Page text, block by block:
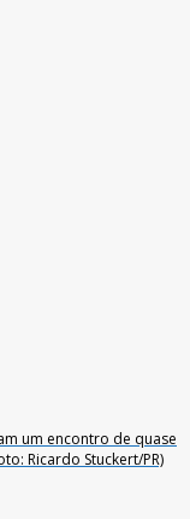
um encontro de quase
Ricardo Stuckert/PR)